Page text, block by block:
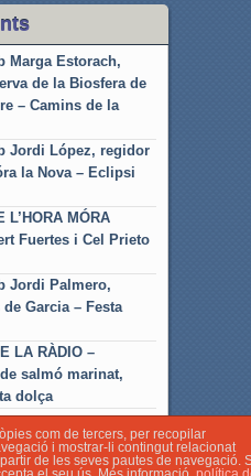
Marga Estorach,
de la Biosfera de
– Camins de la
Jordi López, regidor
la Nova – Eclipsi
L’HORA MÓRA
Fuertes i Cel Prieto
Jordi Palmero,
Garcia – Festa
LA RÀDIO –
salmó marinat,
dolça
com de tercers, per recopilar
i mostrar-li contingut relacionat
de les seves pautes de navegació.